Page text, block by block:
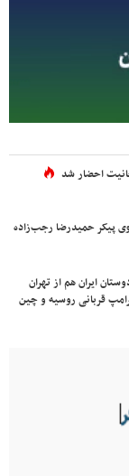
احضار شد
پیکر حمیدرضا رجب‌زاده
ایران هم از تهران
قربانی روسیه و چین